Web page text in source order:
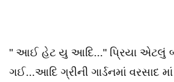
" આઈ હેટ યુ આદિ..." પ્રિયા એટલું
ગઈ...આદિ ગ્રીની ગાર્ડનમાં વરસાદ